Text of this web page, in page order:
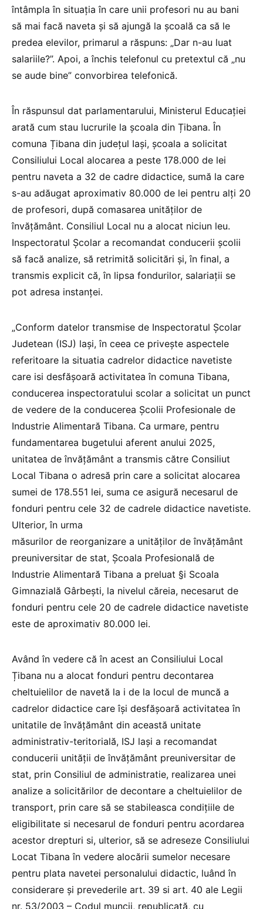
întâmpla în situația în care unii profesori nu au bani
să mai facă naveta și să ajungă la școală ca să le
predea elevilor, primarul a răspuns: „Dar n-au luat
salariile?”. Apoi, a închis telefonul cu pretextul că „nu
se aude bine” convorbirea telefonică.
În răspunsul dat parlamentarului, Ministerul Educației
arată cum stau lucrurile la școala din Țibana. În
comuna Țibana din județul Iași, școala a solicitat
Consiliului Local alocarea a peste 178.000 de lei
pentru naveta a 32 de cadre didactice, sumă la care
s-au adăugat aproximativ 80.000 de lei pentru alți 20
de profesori, după comasarea unităților de
învățământ. Consiliul Local nu a alocat niciun leu.
Inspectoratul Școlar a recomandat conducerii școlii
să facă analize, să retrimită solicitări și, în final, a
transmis explicit că, în lipsa fondurilor, salariații se
pot adresa instanței.
„Conform datelor transmise de Inspectoratul Școlar
Judetean (ISJ) lași, în ceea ce priveşte aspectele
referitoare la situatia cadrelor didactice navetiste
care isi desfășoară activitatea în comuna Tibana,
conducerea inspectoratului scolar a solicitat un punct
de vedere de la conducerea Școlii Profesionale de
Industrie Alimentară Tibana. Ca urmare, pentru
fundamentarea bugetului aferent anului 2025,
unitatea de învățământ a transmis către Consiliut
Local Tibana o adresă prin care a solicitat alocarea
sumei de 178.551 lei, suma ce asigură necesarul de
fonduri pentru cele 32 de cadrele didactice navetiste.
Ulterior, în urma
măsurilor de reorganizare a unităților de învăţământ
preuniversitar de stat, Școala Profesională de
Industrie Alimentară Tibana a preluat §i Scoala
Gimnazială Gârbeşti, la nivelul căreia, necesarut de
fonduri pentru cele 20 de cadrele didactice navetiste
este de aproximativ 80.000 lei.
Având în vedere că în acest an Consiliului Local
Țibana nu a alocat fonduri pentru decontarea
cheltuielilor de navetă la i de la locul de muncă a
cadrelor didactice care își desfășoară activitatea în
unitatile de învățământ din această unitate
administrativ-teritorială, ISJ lași a recomandat
conducerii unității de învățământ preuniversitar de
stat, prin Consiliul de administratie, realizarea unei
analize a solicitărilor de decontare a cheltuielilor de
transport, prin care să se stabileasca condițiile de
eligibilitate si necesarul de fonduri pentru acordarea
acestor drepturi si, ulterior, să se adreseze Consiliului
Locat Tibana în vedere alocării sumelor necesare
pentru plata navetei personalului didactic, luând în
considerare și prevederile art. 39 si art. 40 ale Legii
nr. 53/2003 – Codul muncii, republicată, cu